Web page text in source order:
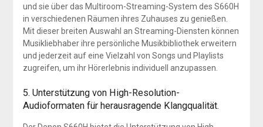
und sie über das Multiroom-Streaming-System des S660H
in verschiedenen Räumen ihres Zuhauses zu genießen.
Mit dieser breiten Auswahl an Streaming-Diensten können
Musikliebhaber ihre persönliche Musikbibliothek erweitern
und jederzeit auf eine Vielzahl von Songs und Playlists
zugreifen, um ihr Hörerlebnis individuell anzupassen.
5. Unterstützung von High-Resolution-
Audioformaten für herausragende Klangqualität.